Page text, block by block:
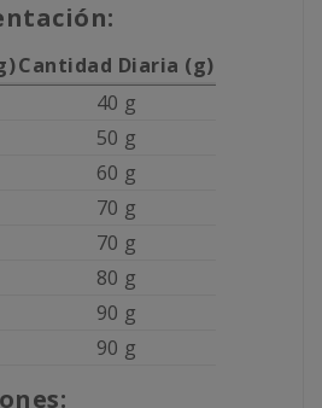
Cantidad Diaria (g)
40 g
50 g
60 g
70 g
70 g
80 g
90 g
90 g